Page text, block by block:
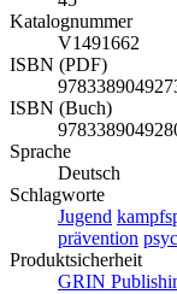
Katalognummer
V1491662
ISBN (PDF)
ISBN (Buch)
Sprache
Deutsch
Schlagworte
Jugend
prävention
Produktsicherheit
GRIN